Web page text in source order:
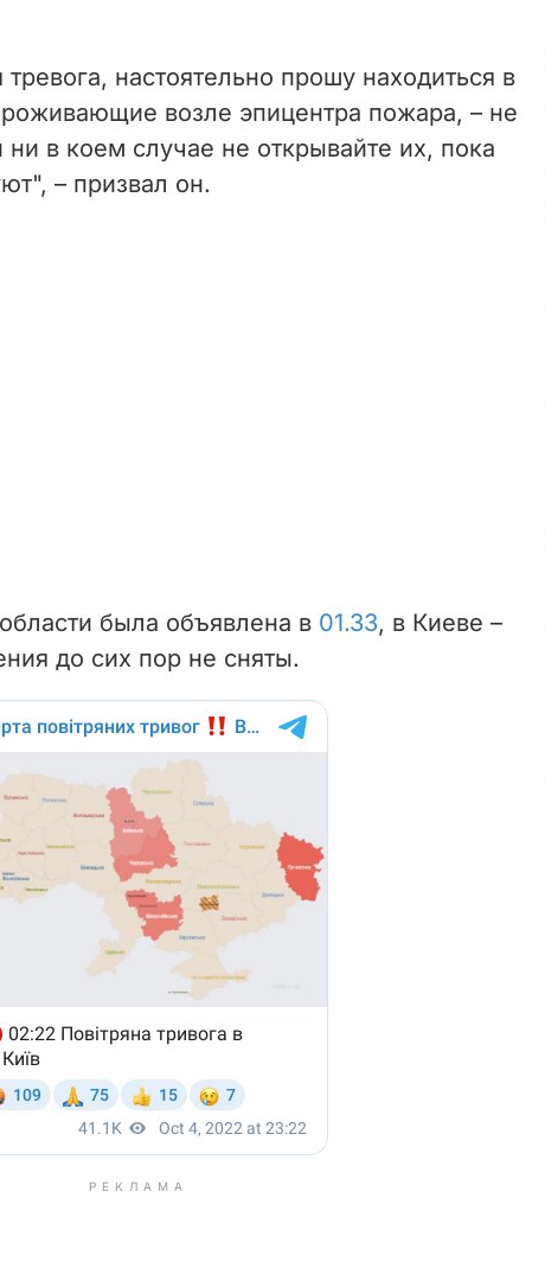
настоятельно прошу находиться в
возле эпицентра пожара, – не
в коем случае не открывайте их, пока
– призвал он.
была объявлена в 01.33, в Киеве –
до сих пор не сняты.
РЕКЛАМА